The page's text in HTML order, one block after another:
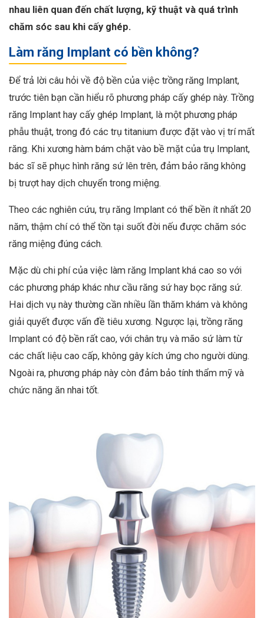
nhau liên quan đến chất lượng, kỹ thuật và quá trình
chăm sóc sau khi cấy ghép.
Làm răng Implant có bền không?
Để trả lời câu hỏi về độ bền của việc trồng răng Implant,
trước tiên bạn cần hiểu rõ phương pháp cấy ghép này. Trồng
răng Implant hay cấy ghép Implant, là một phương pháp
phẫu thuật, trong đó các trụ titanium được đặt vào vị trí mất
răng. Khi xương hàm bám chặt vào bề mặt của trụ Implant,
bác sĩ sẽ phục hình răng sứ lên trên, đảm bảo răng không
bị trượt hay dịch chuyển trong miệng.
Theo các nghiên cứu, trụ răng Implant có thể bền ít nhất 20
năm, thậm chí có thể tồn tại suốt đời nếu được chăm sóc
răng miệng đúng cách.
Mặc dù chi phí của việc làm răng Implant khá cao so với
các phương pháp khác như cầu răng sứ hay bọc răng sứ.
Hai dịch vụ này thường cần nhiều lần thăm khám và không
giải quyết được vấn đề tiêu xương. Ngược lại, trồng răng
Implant có độ bền rất cao, với chân trụ và mão sứ làm từ
các chất liệu cao cấp, không gây kích ứng cho người dùng.
Ngoài ra, phương pháp này còn đảm bảo tính thẩm mỹ và
chức năng ăn nhai tốt.